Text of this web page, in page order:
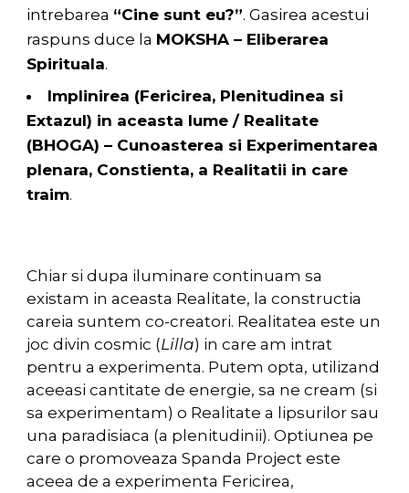
intrebarea “Cine sunt eu?”. Gasirea acestui
raspuns duce la MOKSHA – Eliberarea
Spirituala.
Implinirea (Fericirea, Plenitudinea si
Extazul) in aceasta lume / Realitate
(BHOGA) – Cunoasterea si Experimentarea
plenara, Constienta, a Realitatii in care
traim.
Chiar si dupa iluminare continuam sa
existam in aceasta Realitate, la constructia
careia suntem co-creatori. Realitatea este un
joc divin cosmic (Lilla) in care am intrat
pentru a experimenta. Putem opta, utilizand
aceeasi cantitate de energie, sa ne cream (si
sa experimentam) o Realitate a lipsurilor sau
una paradisiaca (a plenitudinii). Optiunea pe
care o promoveaza Spanda Project este
aceea de a experimenta Fericirea,